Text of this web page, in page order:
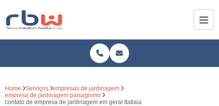
Home Serviços
empresas de jardinagem
empresa de jardinagem paisagismo
contato de empresa de jardinagem em geral Itatiaia